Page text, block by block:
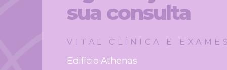
sua consulta
VITAL CLÍNICA E
Edifício Athenas